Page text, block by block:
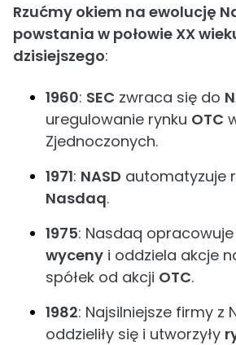
Rzućmy okiem na ewolucję
powstania w połowie XX
dzisiejszego:
1960: SEC zwraca się do
uregulowanie rynku OTC
Zjednoczonych.
1971: NASD automatyzuje
Nasdaq.
1975: Nasdaq opracowuje
wyceny i oddziela akcje
spółek od akcji OTC.
1982: Najsilniejsze firmy z
oddzieliły się i utworzyły